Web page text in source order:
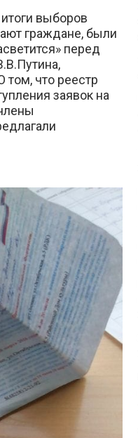
выборов
граждане, были
перед
том, что реестр
заявок на